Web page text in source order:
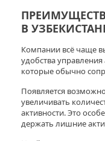
В
Компании всё чаще
удобства
которые обычно
Появляется
увеличивать
активности. Это
держать лишние